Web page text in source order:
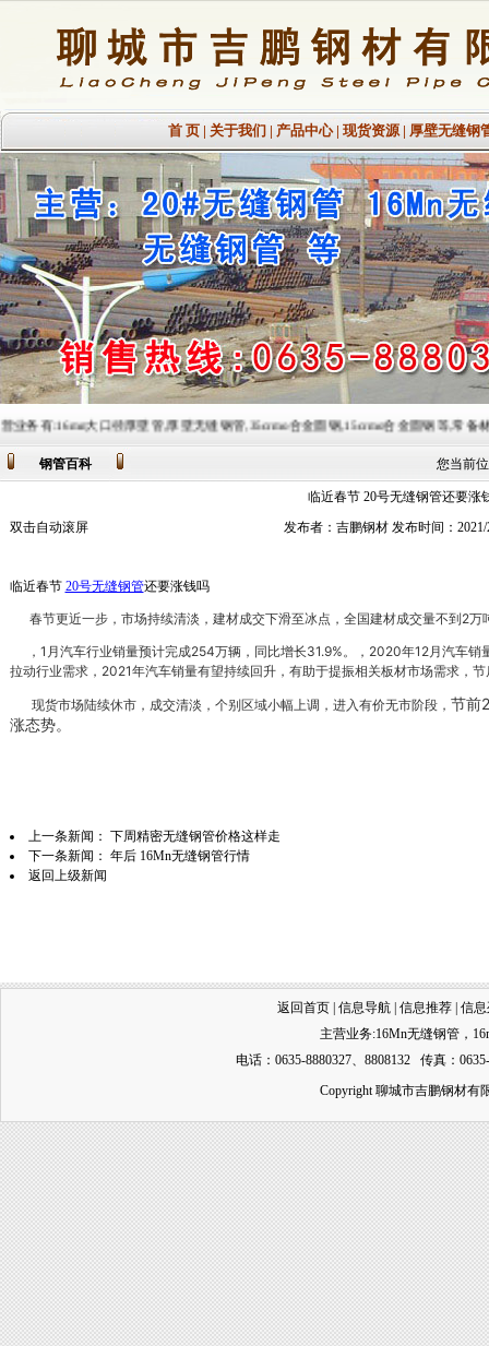
首 页| 关于我们 | 产品中心| 现货资源| 厚壁无缝钢
有:16mn大口径厚壁管,厚壁无缝钢管,35crmo合金圆钢,15crmo合金圆钢等,常备
钢管百科 您当前
临近春节 20号无缝钢管还要涨
双击自动滚屏
发布者：吉鹏钢材 发布时间：2021/
临近春节 20号无缝钢管还要涨钱吗
春节更近一步，市场持续清淡，建材成交下滑至冰点，全国建材成交量不到2
，1月汽车行业销量预计完成254万辆，同比增长31.9%。，2020年12月汽车
拉动行业需求，2021年汽车销量有望持续回升，有助于提振相关板材市场需求，
现货市场陆续休市，成交清淡，个别区域小幅上调，进入有价无市阶段， 节前
涨态势。
上一条新闻： 下周精密无缝钢管价格这样走
下一条新闻： 年后 16Mn无缝钢管行情
返回上级新闻
返回首页 信息导航 信息推荐 信
主营业务:16Mn无缝钢管，
电话：0635-8880327、8808132 传真：
Copyright 聊城市吉鹏钢材